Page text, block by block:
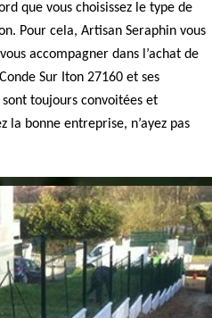
que vous choisissez le type de
Pour cela, Artisan Seraphin vous
accompagner dans l’achat de
Sur Iton 27160 et ses
toujours convoitées et
la bonne entreprise, n’ayez pas